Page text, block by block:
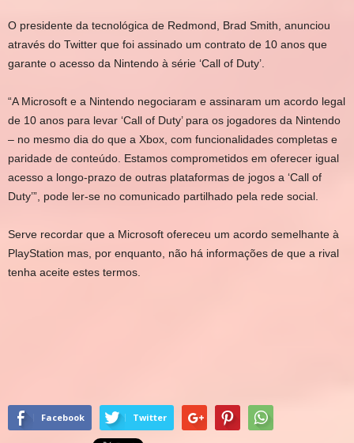
O presidente da tecnológica de Redmond, Brad Smith, anunciou
através do Twitter que foi assinado um contrato de 10 anos que
garante o acesso da Nintendo à série ‘Call of Duty’.
“A Microsoft e a Nintendo negociaram e assinaram um acordo legal
de 10 anos para levar ‘Call of Duty’ para os jogadores da Nintendo
– no mesmo dia do que a Xbox, com funcionalidades completas e
paridade de conteúdo. Estamos comprometidos em oferecer igual
acesso a longo-prazo de outras plataformas de jogos a ‘Call of
Duty’” , pode ler-se no comunicado partilhado pela rede social.
Serve recordar que a Microsoft ofereceu um acordo semelhante à
PlayStation mas, por enquanto, não há informações de que a rival
tenha aceite estes termos.
Facebook Twitter